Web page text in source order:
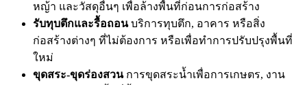
หญ้า และวัสดุอื่นๆ เพื่อล้างพื้นที่ก่อนการก่อสร้าง
รับทุบตึกและรื้อถอนบริการทุบตึก, อาคาร หรือสิ่ง
ก่อสร้างต่างๆ ที่ไม่ต้องการ หรือเพื่อทำการปรับปรุงพื้นที่
ใหม่
ขุดสระ-ขุดร่องสวน การขุดสระน้ำเพื่อการเกษตร, งาน